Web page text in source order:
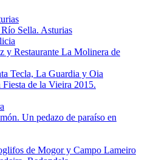
Sella. Asturias
y Restaurante La Molinera de
Tecla, La Guardia y Oia
de la Vieira 2015.
Un pedazo de paraíso en
de Mogor y Campo Lameiro